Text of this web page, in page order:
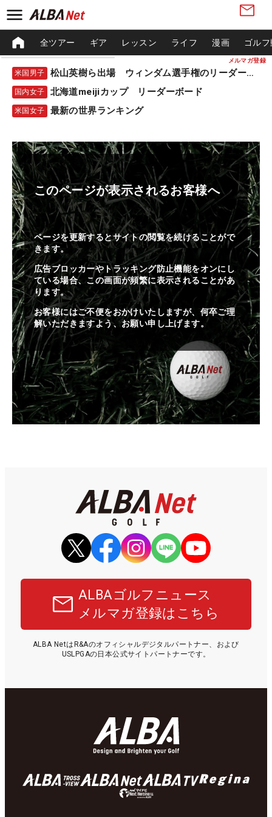
メルマガ登録
全ツアー ギア レッスン ライフ 漫画 ゴル
米国男子 松山英樹ら出場 ウィンダム選手権のリーダーボード
国内女子 北海道meijiカップ リーダーボード
米国女子 最新の世界ランキング
このページが表示されるお客様へ
ページを更新するとサイトの閲覧を続けることがで
きます。
広告ブロッカーやトラッキング防止機能をオンにし
ている場合、この画面が頻繁に表示されることがあ
ります。
お客様にはご不便をおかけいたしますが、何卒ご理
解いただきますよう、お願い申し上げます。
ALBAゴルフニュース
メルマガ登録はこちら
ALBA NetはR&Aのオフィシャルデジタルパートナー、および
USLPGAの日本公式サイトパートナーです。